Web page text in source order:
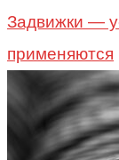
Задвижки —
применяются